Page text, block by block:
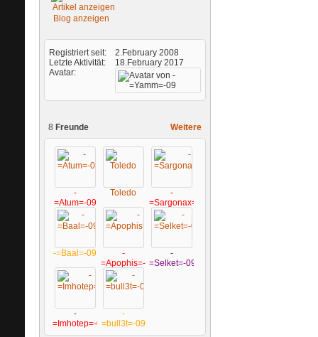
Artikel anzeigen
Blog anzeigen
Registriert seit
2.February 2008
Letzte Aktivität
18.February 2017
Avatar
Weitere
8 Freunde
-
=Atum=-09
Toledo
-
=Sargonax=-09
-=Baal=-09
-
=Apophis=-09
-
=Selket=-09
-
=Imhotep=-09
-
=bull3t=-09